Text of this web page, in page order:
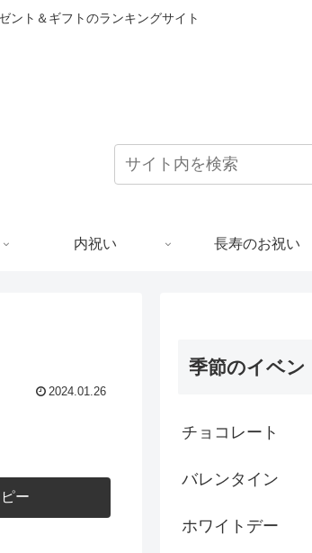
ント＆ギフトのランキングサイト
内祝い 長寿のお祝い
2024.01.26
ー
季節のイベン
チョコレート
バレンタイン
ホワイトデー